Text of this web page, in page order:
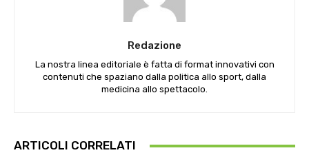
Redazione
La nostra linea editoriale è fatta di format innovativi con
contenuti che spaziano dalla politica allo sport, dalla
medicina allo spettacolo.
ARTICOLI CORRELATI